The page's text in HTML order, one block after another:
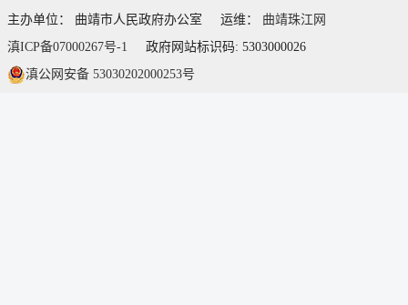
主办单位： 曲靖市人民政府办公室
运维： 曲靖珠江网
滇ICP备07000267号-1
政府网站标识码: 5303000026
滇公网安备 53030202000253号